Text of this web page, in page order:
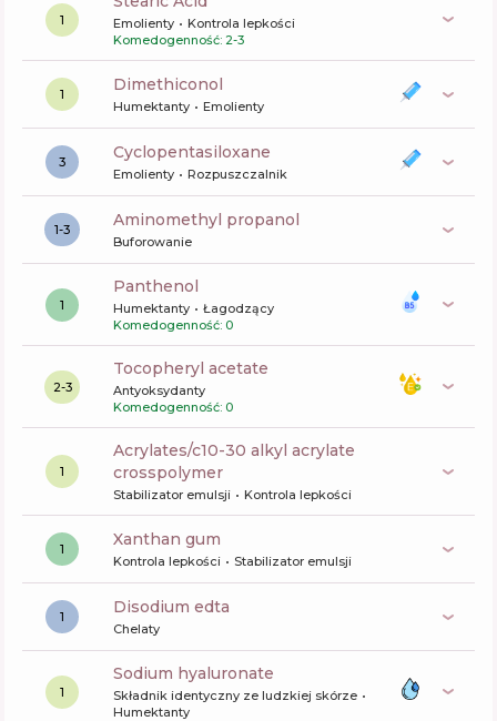
1 Emolienty
Kontrola lepkości
Komedogenność: 2-3
1 dimethiconol
Humektanty Emolienty
3 cyclopentasiloxane
Emolienty Rozpuszczalnik
1-3 aminomethyl propanol
Buforowanie
1
panthenol
Humektanty
Łagodzący
Komedogenność: 0
2-3
tocopheryl acetate
Antyoksydanty
Komedogenność: 0
1
acrylates/c10-30 alkyl acrylate
crosspolymer
Stabilizator emulsji Kontrola lepkości
1 xanthan gum
Kontrola lepkości Stabilizator emulsji
1 disodium edta
Chelaty
1
sodium hyaluronate
Składnik identyczny ze ludzkiej skórze
Humektanty